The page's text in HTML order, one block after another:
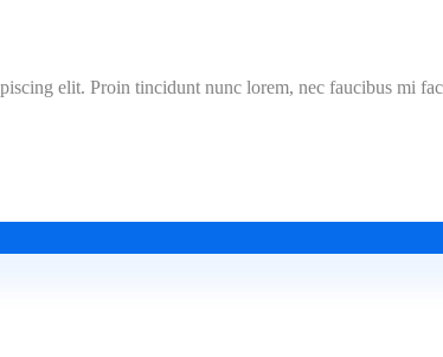
elit. Proin tincidunt nunc lorem, nec faucibus mi